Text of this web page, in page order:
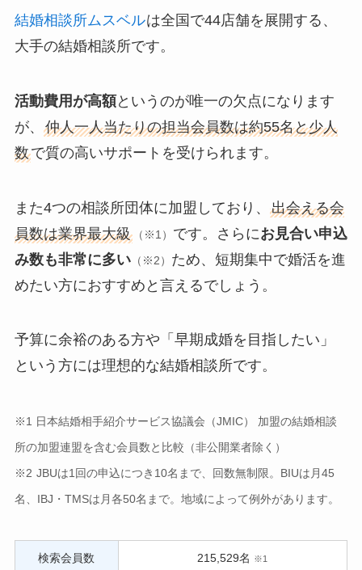
結婚相談所ムスベルは全国で44店舗を展開する、
大手の結婚相談所です。
活動費用が高額というのが唯一の欠点になります
が、 仲人一人当たりの担当会員数は約55名と少人
数で質の高いサポートを受けられます。
また4つの相談所団体に加盟しており、 出会える会
員数は業界最大級（※1） です。さらにお見合い申込
み数も非常に多い（※2） ため、短期集中で婚活を進
めたい方におすすめと言えるでしょう。
予算に余裕のある方や「早期成婚を目指したい」
という方には理想的な結婚相談所です。
※1 日本結婚相手紹介サービス協議会（JMIC） 加盟の結婚相談
所の加盟連盟を含む会員数と比較（非公開業者除く）
※2 JBUは1回の申込につき10名まで、回数無制限。BIUは月45
名、IBJ・TMSは月各50名まで。地域によって例外があります。
検索会員数 215,529名 ※1